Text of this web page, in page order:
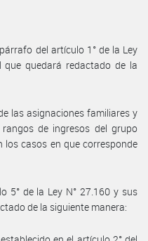
del artículo 1° de la Ley
que quedará redactado de la
las asignaciones familiares y
de ingresos del grupo
casos en que corresponde
5° de la Ley N° 27.160 y sus
de la siguiente manera: